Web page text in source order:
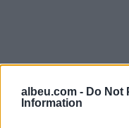
albeu.com - Do Not
Information
Tags:
Gruaja